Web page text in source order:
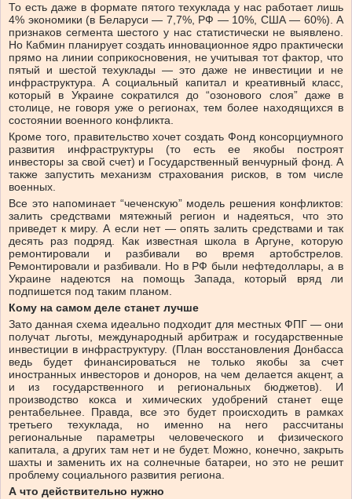
То есть даже в формате пятого техуклада у нас работает лишь
4% экономики (в Беларуси — 7,7%, РФ — 10%, США — 60%). А
признаков сегмента шестого у нас статистически не выявлено.
Но Кабмин планирует создать инновационное ядро практически
прямо на линии соприкосновения, не учитывая тот фактор, что
пятый и шестой техуклады — это даже не инвестиции и не
инфраструктура. А социальный капитал и креативный класс,
который в Украине сократился до “озонового слоя” даже в
столице, не говоря уже о регионах, тем более находящихся в
состоянии военного конфликта.
Кроме того, правительство хочет создать Фонд консорциумного
развития инфраструктуры (то есть ее якобы построят
инвесторы за свой счет) и Государственный венчурный фонд. А
также запустить механизм страхования рисков, в том числе
военных.
Все это напоминает “чеченскую” модель решения конфликтов:
залить средствами мятежный регион и надеяться, что это
приведет к миру. А если нет — опять залить средствами и так
десять раз подряд. Как известная школа в Аргуне, которую
ремонтировали и разбивали во время артобстрелов.
Ремонтировали и разбивали. Но в РФ были нефтедоллары, а в
Украине надеются на помощь Запада, который вряд ли
подпишется под таким планом.
Кому на самом деле станет лучше
Зато данная схема идеально подходит для местных ФПГ — они
получат льготы, международный арбитраж и государственные
инвестиции в инфраструктуру. (План восстановления Донбасса
ведь будет финансироваться не только якобы за счет
иностранных инвесторов и доноров, на чем делается акцент, а
и из государственного и региональных бюджетов). И
производство кокса и химических удобрений станет еще
рентабельнее. Правда, все это будет происходить в рамках
третьего техуклада, но именно на него рассчитаны
региональные параметры человеческого и физического
капитала, а других там нет и не будет. Можно, конечно, закрыть
шахты и заменить их на солнечные батареи, но это не решит
проблему социального развития региона.
А что действительно нужно